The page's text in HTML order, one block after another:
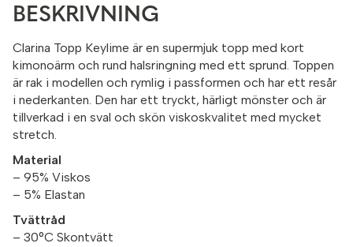
BESKRIVNING
Clarina Topp Keylime är en supermjuk topp med kort
kimonoärm och rund halsringning med ett sprund. Toppen
är rak i modellen och rymlig i passformen och har ett resår
i nederkanten. Den har ett tryckt, härligt mönster och är
tillverkad i en sval och skön viskoskvalitet med mycket
stretch.
Material
– 95% Viskos
– 5% Elastan
Tvättråd
– 30°C Skontvätt